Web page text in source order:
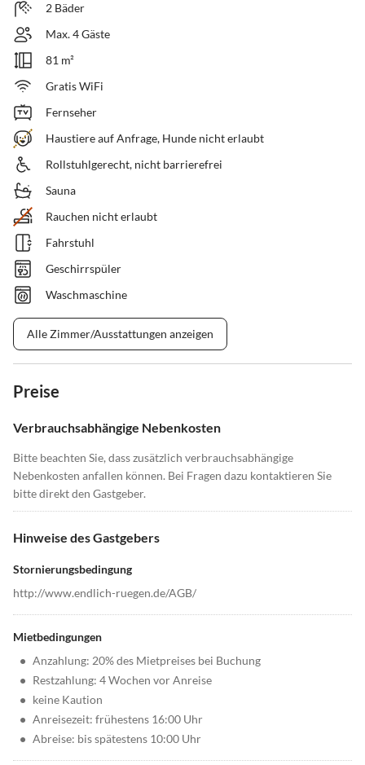
2 Bäder
Max. 4 Gäste
81 m²
Gratis WiFi
Fernseher
Haustiere auf Anfrage, Hunde nicht erlaubt
Rollstuhlgerecht, nicht barrierefrei
Sauna
Rauchen nicht erlaubt
Fahrstuhl
Geschirrspüler
Waschmaschine
Alle Zimmer/Ausstattungen anzeigen
Preise
Verbrauchsabhängige Nebenkosten
Bitte beachten Sie, dass zusätzlich verbrauchsabhängige
Nebenkosten anfallen können. Bei Fragen dazu kontaktieren Sie
bitte direkt den Gastgeber.
Hinweise des Gastgebers
Stornierungsbedingung
http://www.endlich-ruegen.de/AGB/
Mietbedingungen
• Anzahlung: 20% des Mietpreises bei Buchung
• Restzahlung: 4 Wochen vor Anreise
• keine Kaution
• Anreisezeit: frühestens 16:00 Uhr
• Abreise: bis spätestens 10:00 Uhr